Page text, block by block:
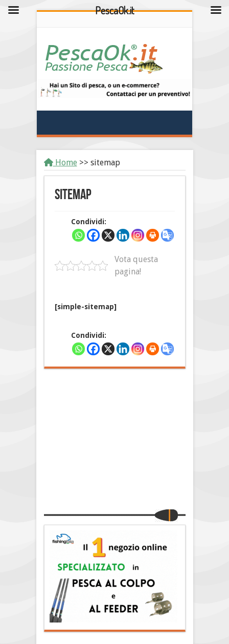
Home >> sitemap
sitemap
Condividi:
Vota questa
pagina!
[simple-sitemap]
Condividi:
PescaOk.it